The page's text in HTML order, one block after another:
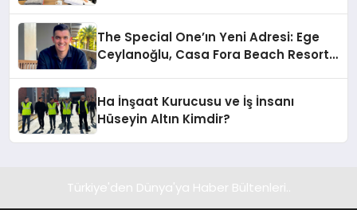
The Special One’ın Yeni Adresi: Ege
Ceylanoğlu, Casa Fora Beach Resort
Ha İnşaat Kurucusu ve İş İnsanı
Hüseyin Altın Kimdir?
Türkiye'den Dünya'ya Haber Bültenleri..